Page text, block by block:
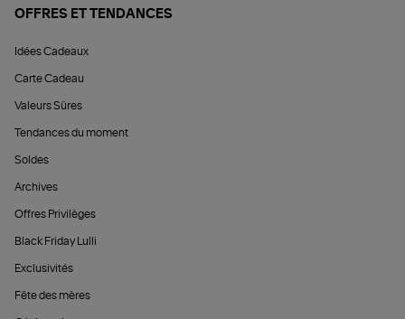
OFFRES ET TENDANCES
Idées Cadeaux
Carte Cadeau
Valeurs Sûres
Tendances du moment
Soldes
Archives
Offres Privilèges
Black Friday Lulli
Exclusivités
Fête des mères